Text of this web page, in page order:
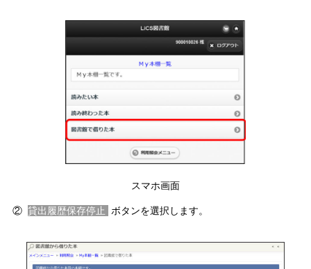
スマホ画面
② 貸出履歴保存停止 ボタンを選択します。